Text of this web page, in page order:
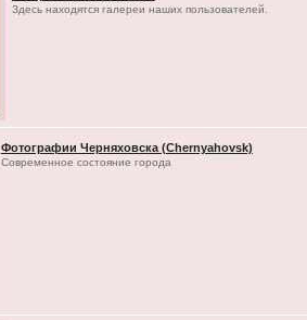
Здесь находятся галереи наших пользователей.
Фотографии Черняховска (Chernyahovsk)
Современное состояние города